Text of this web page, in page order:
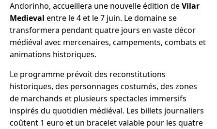
Andorinho, accueillera une nouvelle édition deVilar
Medieval entre le 4 et le 7 juin. Le domaine se
transformera pendant quatre jours en vaste décor
médiéval avec mercenaires, campements, combats et
animations historiques.
Le programme prévoit des reconstitutions
historiques, des personnages costumés, des zones
de marchands et plusieurs spectacles immersifs
inspirés du quotidien médiéval. Les billets journaliers
coûtent 1 euro et un bracelet valable pour les quatre